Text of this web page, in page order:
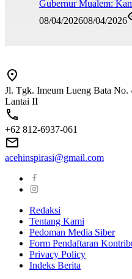
Gubernur Mualem:
08/04/202608/04/2026
Jl. Tgk. Imeum Lueng Bata No.
Lantai II
+62 812-6937-061
acehinspirasi@gmail.com
Redaksi
Tentang Kami
Pedoman Media Siber
Form Pendaftaran
Privacy Policy
Indeks Berita